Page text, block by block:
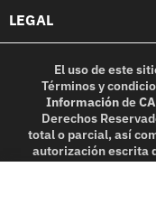
LEGAL
El uso de este
Términos y
Informaciónde
Derechos
total o parcial, así
autorización escrita